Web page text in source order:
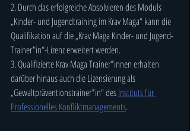
2. Durch das erfolgreiche Absolvieren des Moduls
„Kinder- und Jugendtraining im Krav Maga“ kann die
Qualifikation auf die „Krav Maga Kinder- und Jugend-
Trainer*in“-Lizenz erweitert werden.
3. Qualifizierte Krav Maga Trainer*innen erhalten
darüber hinaus auch die Lizensierung als
„Gewaltpräventionstrainer*in“ des Instituts für
Professionelles Konfliktmanagements.